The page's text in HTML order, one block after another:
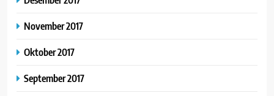
November 2017
Oktober 2017
September 2017